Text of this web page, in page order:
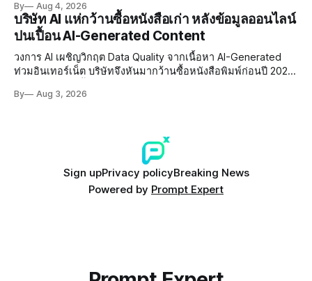
By Aug 4, 2026
บริษัท AI แห่กว้านซื้อหนังสือเก่า หลังข้อมูลออนไลน์
ปนเปื้อน AI-Generated Content
วงการ AI เผชิญวิกฤต Data Quality จากเนื้อหา AI-Generated
ท่วมอินเทอร์เน็ต บริษัทจึงหันมากว้านซื้อหนังสือพิมพ์ก่อนปี 2022
Poisoning ที่ซับซ้อน
By Aug 3, 2026
Sign upPrivacy policyBreaking News
Powered by Prompt Expert